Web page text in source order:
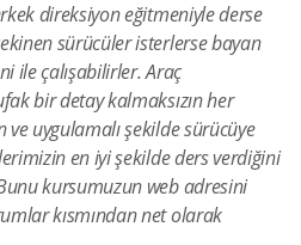
direksiyon eğitmeniyle derse
sürücüler isterlerse bayan
ile çalışabilirler. Araç
bir detay kalmaksızın her
uygulamalı şekilde sürücüye
en iyi şekilde ders verdiğini
kursumuzun web adresini
kısmından net olarak